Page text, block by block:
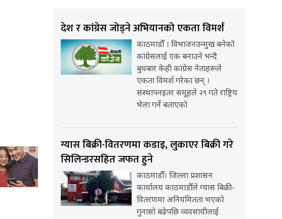
देश र कांग्रेस जोड्ने अभियानको एकता विमर्श
काठमाडौँ । विभाजनउन्मुख बनेको
कांग्रेसलाई एक बनाउने भन्दै
बुधबार केही कांग्रेस नेताहरूले
एकता विमर्श गरेका छन् ।
संस्थापनइतर समूहले २९ गते राष्ट्रिय
भेला गर्ने बताएको
ग्यास बिक्री-वितरणमा कडाइ, लुकाएर बिक्री गरे
सिलिन्डरसहित जफत हुने
काठमाडौँ। जिल्ला प्रशासन
कार्यालय काठमाडौँले ग्यास बिक्री-
वितरणमा अनियमितता भएको
गुनासो बढेपछि व्यवसायीलाई